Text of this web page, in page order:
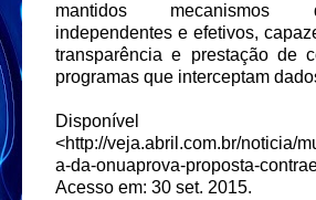
mantidos mecanismos
independentes e efetivos,
transparência e prestação de
programas que interceptam
<http://veja.abril.com.br/noticia/
a-da-onuaprova-proposta-
Acesso em: 30 set. 2015.